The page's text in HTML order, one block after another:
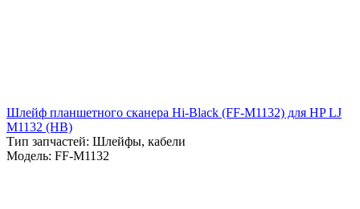
Шлейф планшетного сканера Hi-Black (FF-M1132) для HP LJ
M1132 (HB)
Тип запчастей: Шлейфы, кабели
Модель: FF-M1132